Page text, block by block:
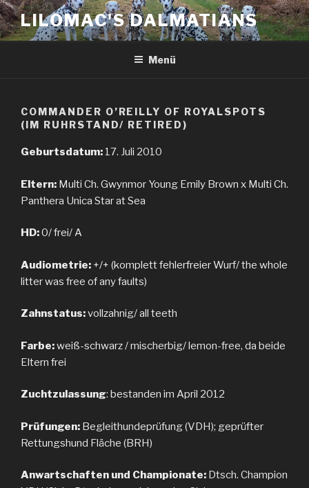
Zum
Inhalt
springen
LILOMAC'S DALMATIANS
Menü
COMMANDER O’REILLY OF ROYALSPOTS
(IM RUHRSTAND/ RETIRED)
Geburtsdatum: 17. Juli 2010
Eltern: Multi Ch. Gwynmor Young Emily Brown x Multi Ch.
Panthera Unica Star at Sea
HD:0/ frei/ A
Audiometrie: +/+ (komplett fehlerfreier Wurf/ the whole
litter was free of any faults)
Zahnstatus:vollzahnig/ all teeth
Farbe:weiß-schwarz / mischerbig/ lemon-free, da beide
Eltern frei
Zuchtzulassung: bestanden im April 2012
Prüfungen: Begleithundeprüfung (VDH); geprüfter
Rettungshund Fläche (BRH)
Anwartschaften und Championate: Dtsch. Champion